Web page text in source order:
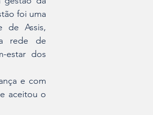
foi uma
de Assis,
rede de
estar dos
e com
aceitou o